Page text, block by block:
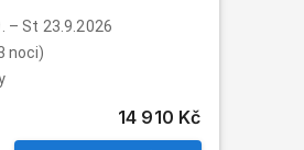
– St 23.9.2026
noci)
14 910 Kč